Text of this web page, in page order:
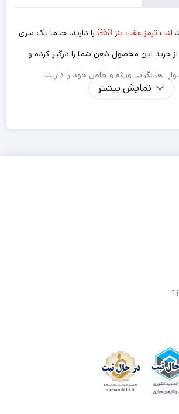
لنت ترمز عقب بنز G63
را دارید. حتما یک سری
خرید این محصول ذهن شما را درگیر کرده و
ها نگرانی ویژه و خاص خود را دارید.
نداشته باشد و مجبور باشم بعد از یک مدت
و کارایی آن پایین نیاید؟
گارانتی دارد؟
ترمز چیست؟ ایرانی است یا خارجی؟
این دغدغه ها و سوال ها حق می دهیم .
کام و باتوجه به تجربه و شناختی که سال ها
نمایش بیشتر